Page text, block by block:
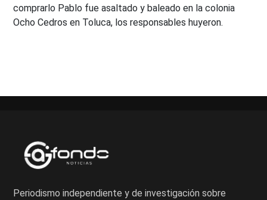
comprarlo Pablo fue asaltado y baleado en la colonia
Ocho Cedros en Toluca, los responsables huyeron.
Periodismo independiente y de investigación sobre